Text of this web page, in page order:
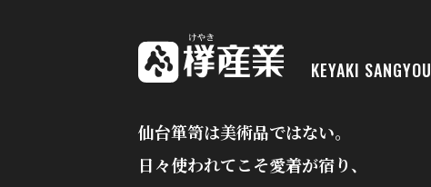
KEYAKI SANGYOU
仙台箪笥は美術品ではない。
日々使われてこそ愛着が宿り、